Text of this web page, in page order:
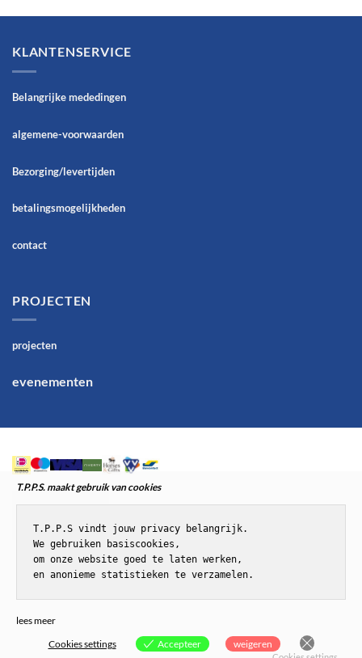
KLANTENSERVICE
Belangrijke mededingen
algemene-voorwaarden
Bezorging/levertijden
betalingsmogelijkheden
contact
PROJECTEN
projecten
evenementen
T.P.P.S. maakt gebruik van cookies
T.P.P.S vindt jouw privacy belangrijk.
We gebruiken basiscookies,
om onze website goed te laten werken,
en anonieme statistieken te verzamelen.
lees meer
Cookies settings
Accepteer weigeren